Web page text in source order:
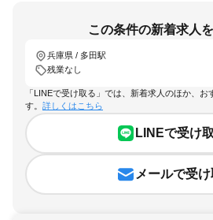
この条件の新着求人
兵庫県 / 多田駅
残業なし
「LINEで受け取る」では、新着求人のほか、お
す。 詳しくはこちら
LINEで受け
メールで受